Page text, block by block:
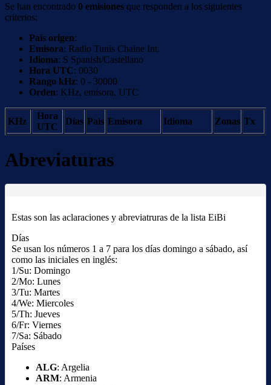
Se han encontrado 0 emisiones que responden a los siguientes
criterios:
País origen:
Emisora: Radio Tunis Chaine Int.
Idioma: S Spanish/Castellano
Hora UTC: 0030
Rango kHz: 0 - 30000
Orden: KHz, emisora, UTC
KHz
Hora
UTC
Días País Emisora Idioma Zonas Tx
Abreviaturas
Estas son las aclaraciones y abreviatruras de la lista EiBi
Días
Se usan los números 1 a 7 para los días domingo a sábado, así
como las iniciales en inglés:
1/Su: Domingo
2/Mo: Lunes
3/Tu: Martes
4/We: Miercoles
5/Th: Jueves
6/Fr: Viernes
7/Sa: Sábado
Países
ALG: Argelia
ARM: Armenia